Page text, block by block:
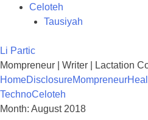
Celoteh
Tausiyah
Li Partic
Mompreneur | Writer | Lactation
HomeDisclosureMompreneur
TechnoCeloteh
Month: August 2018